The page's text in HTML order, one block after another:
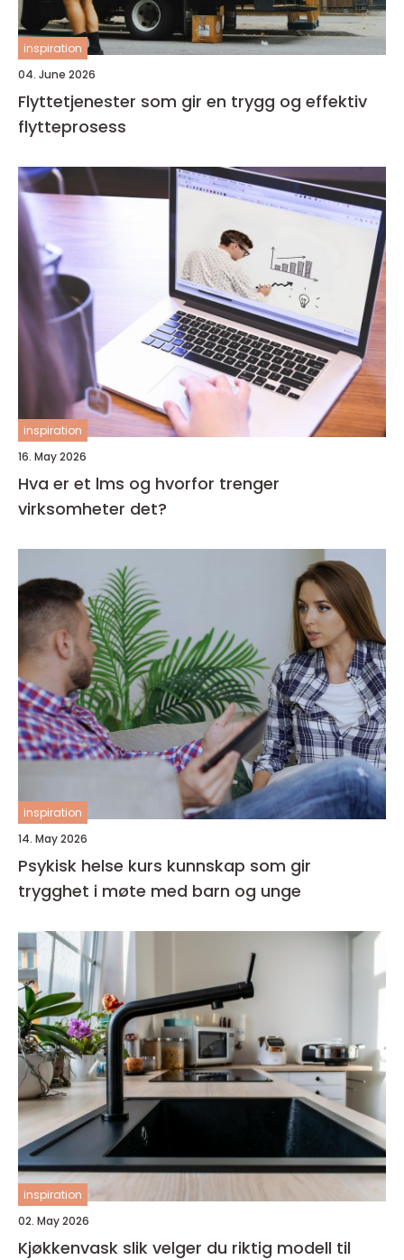
inspiration
04. June 2026
Flyttetjenester som gir en trygg og effektiv
flytteprosess
inspiration
16. May 2026
Hva er et lms og hvorfor trenger
virksomheter det?
inspiration
14. May 2026
Psykisk helse kurs kunnskap som gir
trygghet i møte med barn og unge
inspiration
02. May 2026
Kjøkkenvask slik velger du riktig modell til